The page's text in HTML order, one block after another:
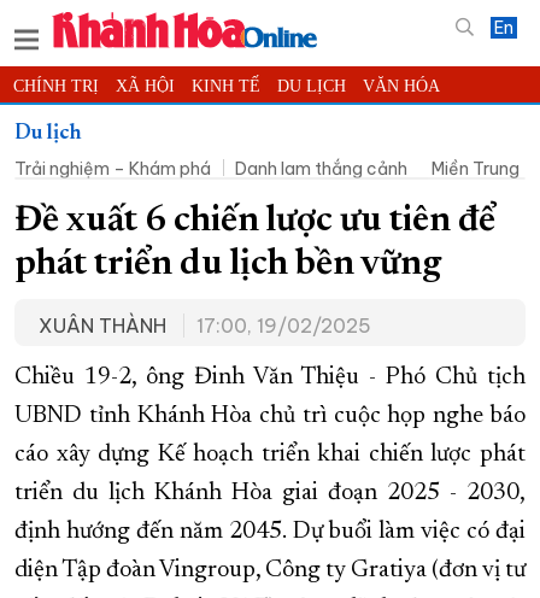
En
CHÍNH TRỊ XÃ HỘI KINH TẾ DU LỊCH VĂN HÓA
THỂ THAO
KHOA HỌC - CÔNG NGHỆ PHÁP LUẬT BẠN ĐỌC PHÓNG SỰ
THẾ GIỚI MULTIMEDIA VIDEO ĐỌC BÁO ONLINE
PODCAST THÔNG TIN - QUẢNG CÁO
TRƯỜNG SA BIỂN ĐẢO QUÊ HƯƠNG
CHUNG TAY CẢI CÁCH HÀNH CHÍNH
XÂY DỰNG NÔNG THÔN MỚI LỊCH CẮT ĐIỆN
TÀU - XE - MÁY BAY
KỶ NIỆM 370 NĂM XÂY DỰNG VÀ PHÁT TRIỂN TỈNH KHÁNH HÒA
KHOẢNH KHẮC ĐẸP XỨ TRẦM
XÂY DỰNG KHÁNH HÒA TRỞ THÀNH THÀNH PHỐ TRỰC THUỘC
Du lịch
Trải nghiệm – Khám phá
Danh lam thắng cảnh Miền Trung -
Đề xuất 6 chiến lược ưu tiên để
phát triển du lịch bền vững
XUÂN THÀNH 17:00, 19/02/2025
Chiều 19-2, ông Đinh Văn Thiệu - Phó Chủ tịch
UBND tỉnh Khánh Hòa chủ trì cuộc họp nghe báo
cáo xây dựng Kế hoạch triển khai chiến lược phát
triển du lịch Khánh Hòa giai đoạn 2025 - 2030,
định hướng đến năm 2045. Dự buổi làm việc có đại
diện Tập đoàn Vingroup, Công ty Gratiya (đơn vị tư